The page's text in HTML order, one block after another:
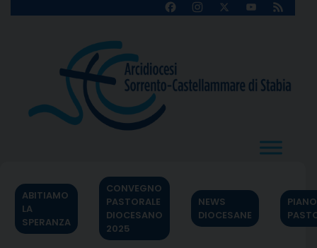
FacebookInstagram
X
YouTube
Feed
ABITIAMO
LA
SPERANZA
CONVEGNO
PASTORALE
DIOCESANO
2025
NEWS
DIOCESANE
PIANO